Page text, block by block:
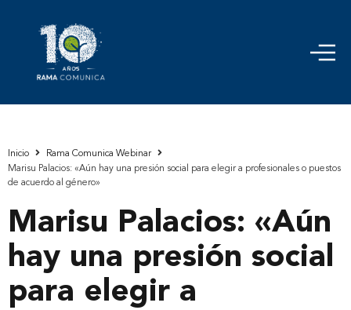
Inicio
Rama Comunica Webinar
Marisu Palacios: «Aún hay una presión social para elegir a profesionales o puestos
de acuerdo al género»
Marisu Palacios: «Aún
hay una presión social
para elegir a